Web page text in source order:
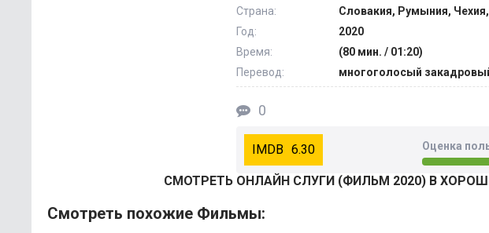
Страна:
Словакия, Румыния,
Год:
2020
Время:
(80 мин. / 01:20)
Перевод:
многоголосый
0
6.30 Оценка
СМОТРEТЬ ОНЛАЙН СЛУГИ (ФИЛЬМ 2020) В
Смотреть похожие Фильмы: